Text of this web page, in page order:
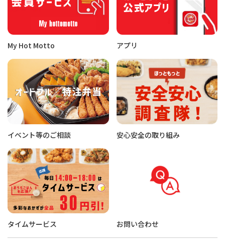
My Hot Motto アプリ
イベント等のご相談 安心安全の取り組み
タイムサービス お問い合わせ